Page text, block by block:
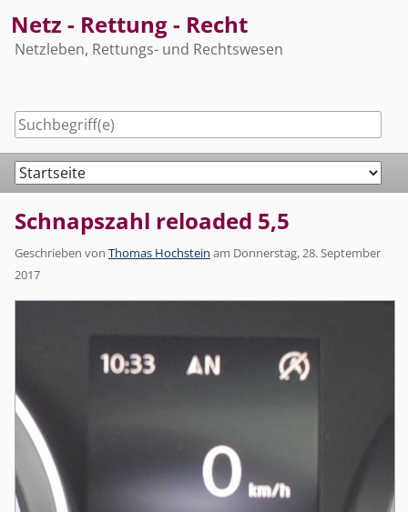
to
content
Netz - Rettung - Recht
Netzleben, Rettungs- und Rechtswesen
Navigation
Schnapszahl reloaded 5,5
Geschrieben von Thomas Hochstein am Donnerstag, 28. September
2017